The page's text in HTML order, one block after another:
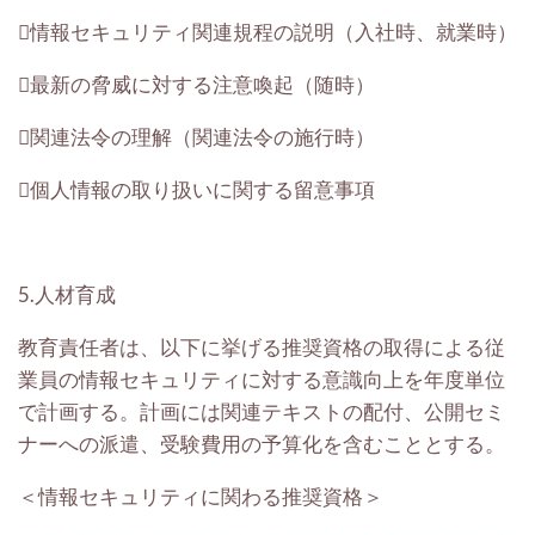
情報セキュリティ関連規程の説明（入社時、就業時）
最新の脅威に対する注意喚起（随時）
関連法令の理解（関連法令の施行時）
個人情報の取り扱いに関する留意事項
5.人材育成
教育責任者は、以下に挙げる推奨資格の取得による従
業員の情報セキュリティに対する意識向上を年度単位
で計画する。計画には関連テキストの配付、公開セミ
ナーへの派遣、受験費用の予算化を含むこととする。
＜情報セキュリティに関わる推奨資格＞